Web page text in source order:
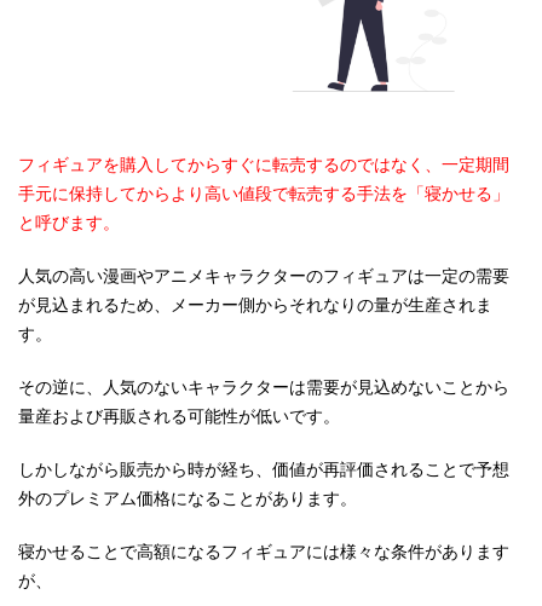
フィギュアを購入してからすぐに転売するのではなく、一定期間
手元に保持してからより高い値段で転売する手法を「寝かせる」
と呼びます。
人気の高い漫画やアニメキャラクターのフィギュアは一定の需要
が見込まれるため、メーカー側からそれなりの量が生産されま
す。
その逆に、人気のないキャラクターは需要が見込めないことから
量産および再販される可能性が低いです。
しかしながら販売から時が経ち、価値が再評価されることで予想
外のプレミアム価格になることがあります。
寝かせることで高額になるフィギュアには様々な条件があります
が、